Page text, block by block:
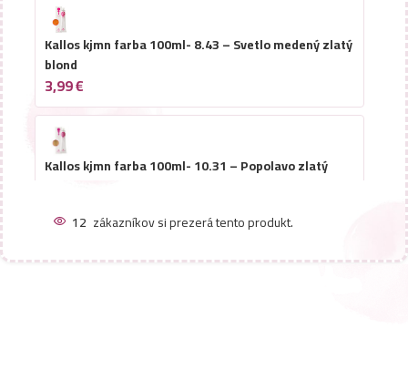
Kallos kjmn farba 100ml- 8.43 – Svetlo medený zlatý
blond
3,99€
Kallos kjmn farba 100ml- 10.31 – Popolavo zlatý
12 zákazníkov si prezerá tento produkt.